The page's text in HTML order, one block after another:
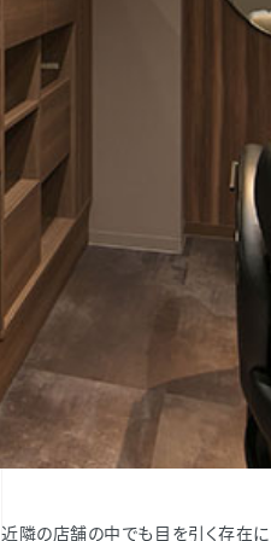
近隣の店舗の中でも目を引く存在に